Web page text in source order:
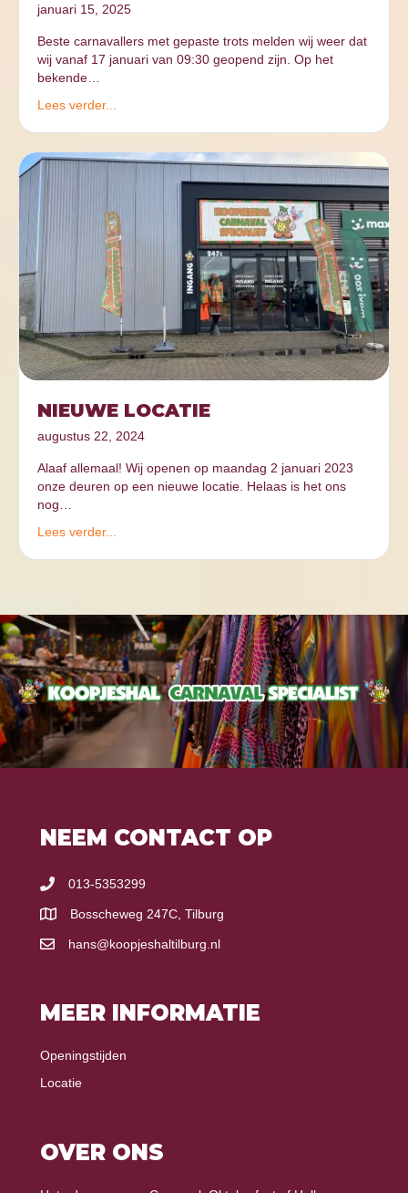
januari 15, 2025
Beste carnavallers met gepaste trots melden wij weer dat
wij vanaf 17 januari van 09:30 geopend zijn. Op het
bekende…
Lees verder...
NIEUWE LOCATIE
augustus 22, 2024
Alaaf allemaal! Wij openen op maandag 2 januari 2023
onze deuren op een nieuwe locatie. Helaas is het ons
nog…
Lees verder...
NEEM CONTACT OP
013-5353299
Bosscheweg 247C, Tilburg
hans@koopjeshaltilburg.nl
MEER INFORMATIE
Openingstijden
Locatie
OVER ONS